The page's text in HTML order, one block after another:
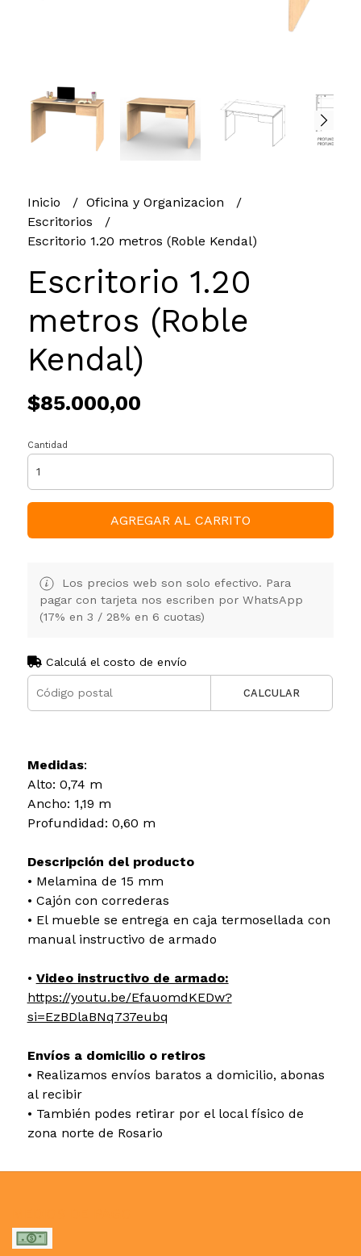
Inicio
Oficina y Organizacion
Escritorios
Escritorio 1.20 metros (Roble Kendal)
Escritorio 1.20
metros (Roble
Kendal)
$85.000,00
Cantidad
AGREGAR AL CARRITO
Los precios web son solo efectivo. Para
pagar con tarjeta nos escriben por WhatsApp
(17% en 3 / 28% en 6 cuotas)
Calculá el costo de envío
CALCULAR
Medidas:
Alto: 0,74 m
Ancho: 1,19 m
Profundidad: 0,60 m
Descripción del producto
• Melamina de 15 mm
• Cajón con correderas
• El mueble se entrega en caja termosellada con
manual instructivo de armado
• Video instructivo de armado:
https://youtu.be/EfauomdKEDw?
si=EzBDlaBNq737eubq
Envíos a domicilio o retiros
• Realizamos envíos baratos a domicilio, abonas
al recibir
• También podes retirar por el local físico de
zona norte de Rosario